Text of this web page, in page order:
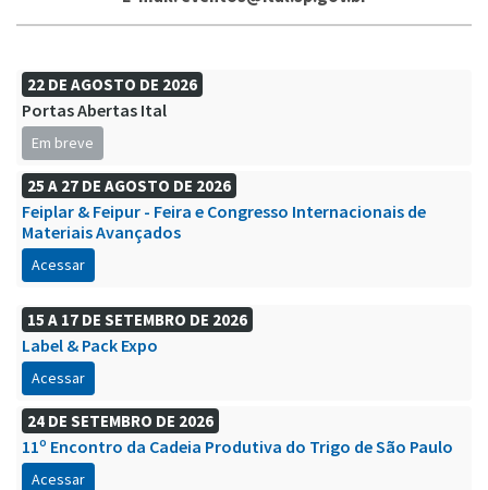
22 DE AGOSTO DE 2026
Portas Abertas Ital
Em breve
25 A 27 DE AGOSTO DE 2026
Feiplar & Feipur - Feira e Congresso Internacionais de
Materiais Avançados
Acessar
15 A 17 DE SETEMBRO DE 2026
Label & Pack Expo
Acessar
24 DE SETEMBRO DE 2026
11º Encontro da Cadeia Produtiva do Trigo de São Paulo
Acessar